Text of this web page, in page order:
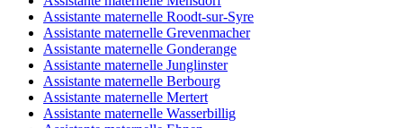
Assistante maternelle Roodt-sur-Syre
Assistante maternelle Grevenmacher
Assistante maternelle Gonderange
Assistante maternelle Junglinster
Assistante maternelle Berbourg
Assistante maternelle Mertert
Assistante maternelle Wasserbillig